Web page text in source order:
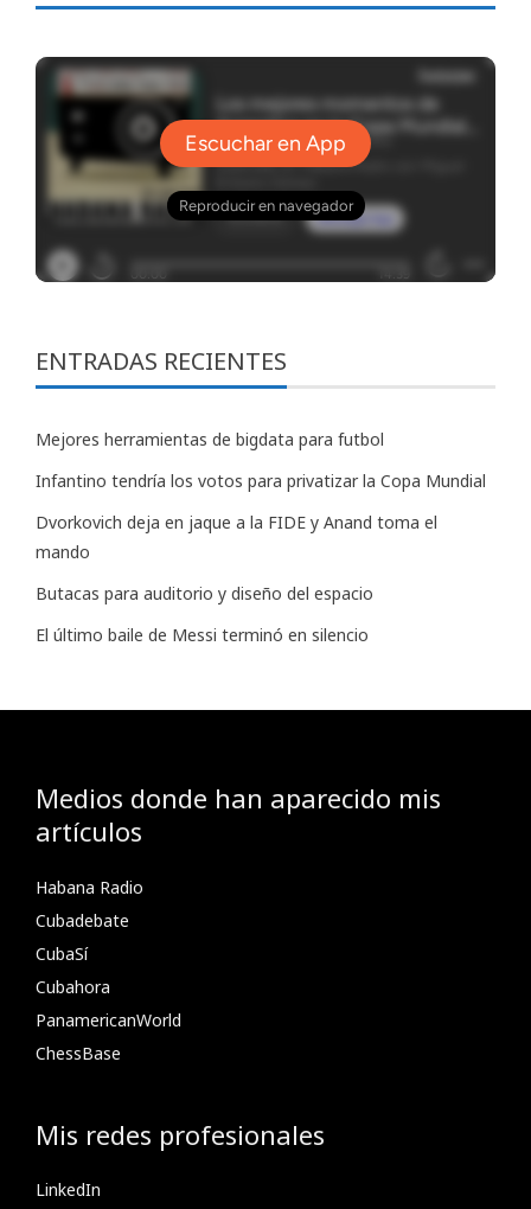
ENTRADAS RECIENTES
Mejores herramientas de bigdata para futbol
Infantino tendría los votos para privatizar la Copa Mundial
Dvorkovich deja en jaque a la FIDE y Anand toma el
mando
Butacas para auditorio y diseño del espacio
El último baile de Messi terminó en silencio
Medios donde han aparecido mis
artículos
Habana Radio
Cubadebate
CubaSí
Cubahora
PanamericanWorld
ChessBase
Mis redes profesionales
LinkedIn